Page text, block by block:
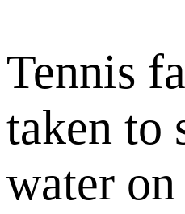
Tennis
taken to
water